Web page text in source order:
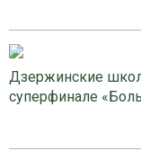
Дзержинские
суперфинале